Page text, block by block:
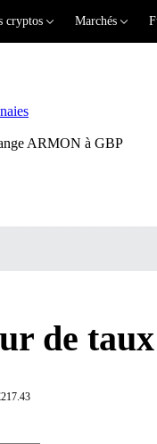
cryptos Marchés
ARMON à GBP
de